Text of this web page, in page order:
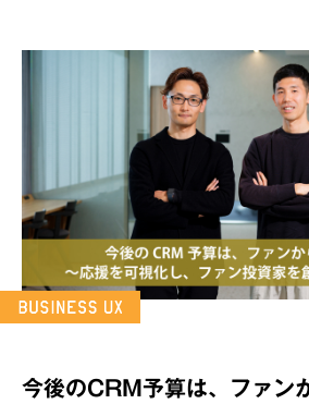
今後のCRM予算は、ファン